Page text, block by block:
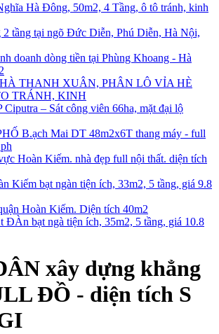
Hà Đông, 50m2, 4 Tầng, ô tô tránh, kinh
2 tầng tại ngõ Đức Diễn, Phú Diễn, Hà Nội,
doanh dòng tiền tại Phùng Khoang - Hà
THANH XUÂN, PHÂN LÔ VỈA HÈ
TRÁNH, KINH
Ciputra – Sát công viên 66ha, mặt đại lộ
B.ạch Mai DT 48m2x6T thang máy - full
Hoàn Kiếm. nhà đẹp full nội thất. diện tích
Kiếm bạt ngàn tiện ích, 33m2, 5 tầng, giá 9.8
Hoàn Kiếm. Diện tích 40m2
ĐÀn bạt ngà tiện ích, 35m2, 5 tầng, giá 10.8
xây dựng khẳng
ĐỒ - diện tích S